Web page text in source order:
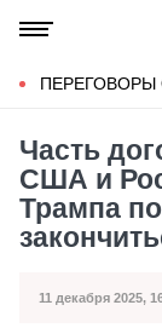
ПЕРЕГОВОРЫ
Часть
США и
Трампа
Дата публикации
11 декабря 2025,